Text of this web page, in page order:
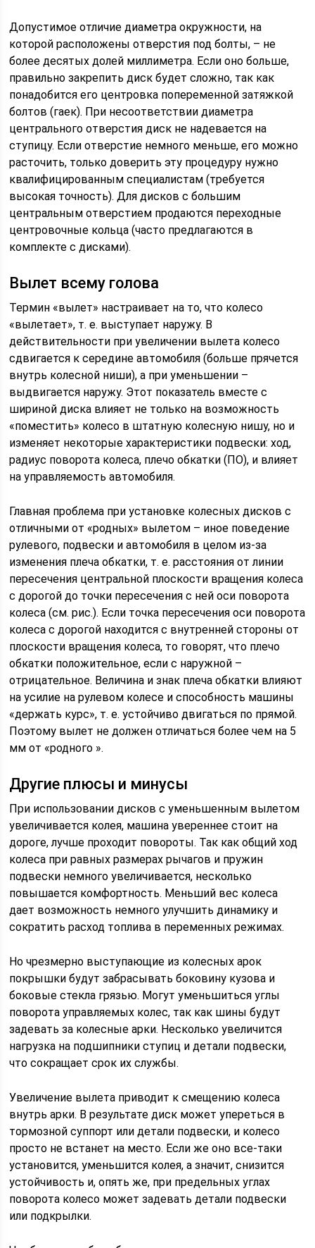
Допустимое отличие диаметра окружности, на
которой расположены отверстия под болты, – не
более десятых долей миллиметра. Если оно больше,
правильно закрепить диск будет сложно, так как
понадобится его центровка попеременной затяжкой
болтов (гаек). При несоответствии диаметра
центрального отверстия диск не надевается на
ступицу. Если отверстие немного меньше, его можно
расточить, только доверить эту процедуру нужно
квалифицированным специалистам (требуется
высокая точность). Для дисков с большим
центральным отверстием продаются переходные
центровочные кольца (часто предлагаются в
комплекте с дисками).
Вылет всему голова
Термин «вылет» настраивает на то, что колесо
«вылетает», т. е. выступает наружу. В
действительности при увеличении вылета колесо
сдвигается к середине автомобиля (больше прячется
внутрь колесной ниши), а при уменьшении –
выдвигается наружу. Этот показатель вместе с
шириной диска влияет не только на возможность
«поместить» колесо в штатную колесную нишу, но и
изменяет некоторые характеристики подвески: ход,
радиус поворота колеса, плечо обкатки (ПО), и влияет
на управляемость автомобиля.
Главная проблема при установке колесных дисков с
отличными от «родных» вылетом – иное поведение
рулевого, подвески и автомобиля в целом из-за
изменения плеча обкатки, т. е. расстояния от линии
пересечения центральной плоскости вращения колеса
с дорогой до точки пересечения с ней оси поворота
колеса (см. рис.). Если точка пересечения оси поворота
колеса с дорогой находится с внутренней стороны от
плоскости вращения колеса, то говорят, что плечо
обкатки положительное, если с наружной –
отрицательное. Величина и знак плеча обкатки влияют
на усилие на рулевом колесе и способность машины
«держать курс», т. е. устойчиво двигаться по прямой.
Поэтому вылет не должен отличаться более чем на 5
мм от «родного ».
Другие плюсы и минусы
При использовании дисков с уменьшенным вылетом
увеличивается колея, машина увереннее стоит на
дороге, лучше проходит повороты. Так как общий ход
колеса при равных размерах рычагов и пружин
подвески немного увеличивается, несколько
повышается комфортность. Меньший вес колеса
дает возможность немного улучшить динамику и
сократить расход топлива в переменных режимах.
Но чрезмерно выступающие из колесных арок
покрышки будут забрасывать боковину кузова и
боковые стекла грязью. Могут уменьшиться углы
поворота управляемых колес, так как шины будут
задевать за колесные арки. Несколько увеличится
нагрузка на подшипники ступиц и детали подвески,
что сокращает срок их службы.
Увеличение вылета приводит к смещению колеса
внутрь арки. В результате диск может упереться в
тормозной суппорт или детали подвески, и колесо
просто не встанет на место. Если же оно все-таки
установится, уменьшится колея, а значит, снизится
устойчивость и, опять же, при предельных углах
поворота колесо может задевать детали подвески
или подкрылки.